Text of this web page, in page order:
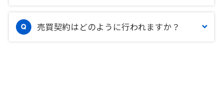
売買契約はどのように行われますか？